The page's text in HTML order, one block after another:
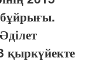
қыркүйекте